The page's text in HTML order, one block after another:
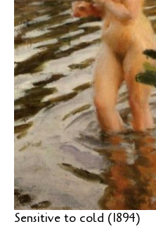
Sensitive to cold (1894)